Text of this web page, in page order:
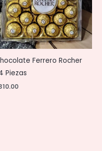
Ferrero Rocher
Piezas